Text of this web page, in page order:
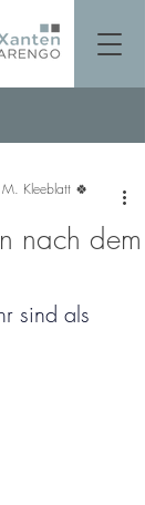
nach dem
M. Kleeblatt 🍀
sind als